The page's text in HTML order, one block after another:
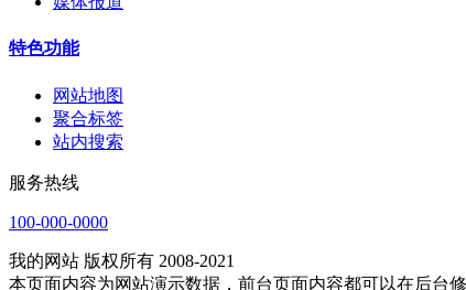
特色功能
网站地图
聚合标签
站内搜索
服务热线
100-000-0000
我的网站 版权所有 2008-2021
本页面内容为网站演示数据，前台页面内容都可以在后台修